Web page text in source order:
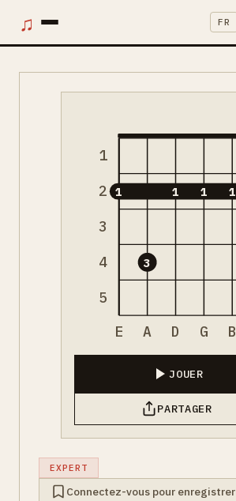
♫ FR
1
2
3
4
5
1
3
1 1 1
E A D G B
JOUER
PARTAGER
EXPERT
Connectez-vous pour enregistrer